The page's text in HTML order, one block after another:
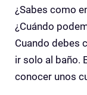
¿Sabes como
¿Cuándo
Cuando debes
ir solo al baño.
conocer unos